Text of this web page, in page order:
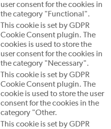
user consent for the cookies in
the category "Functional".
This cookie is set by GDPR
Cookie Consent plugin. The
cookies is used to store the
user consent for the cookies in
the category "Necessary".
This cookie is set by GDPR
Cookie Consent plugin. The
cookie is used to store the user
consent for the cookies in the
category "Other.
This cookie is set by GDPR